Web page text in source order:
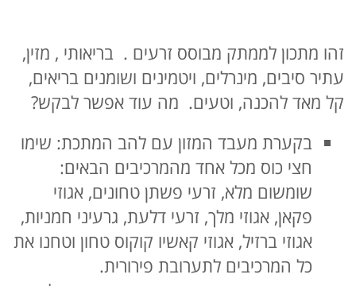
זהו מתכון לממתק מבוסס זרעים . בריאותי , מזין,
עתיר סיבים, מינרלים, ויטמינים ושומנים בריאים,
קל מאד להכנה, וטעים. מה עוד אפשר לבקש?
בקערת מעבד המזון עם להב המתכת: שימו
חצי כוס מכל אחד מהמרכיבים הבאים:
שומשום מלא, זרעי פשתן טחונים, אגוזי
פקאן, אגוזי מלך, זרעי דלעת, גרעיני חמניות,
אגוזי ברזיל, אגוזי קאשיו קוקוס טחון וטחנו את
כל המרכיבים לתערובת פירורית.